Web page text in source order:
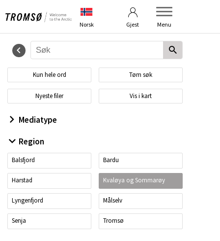
Norsk Gjest Menu
Om bildebanken
Kun hele ord Tøm søk
Nyeste filer Vis i kart
Mediatype
Region
Balsfjord Bardu
Harstad Kvaløya og Sommarøy
Lyngenfjord Målselv
Senja Tromsø